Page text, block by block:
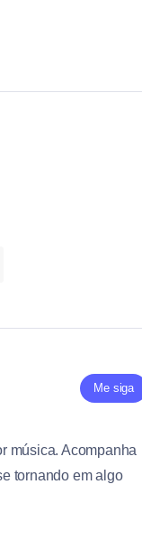
Me siga
música. Acompanha
tornando em algo